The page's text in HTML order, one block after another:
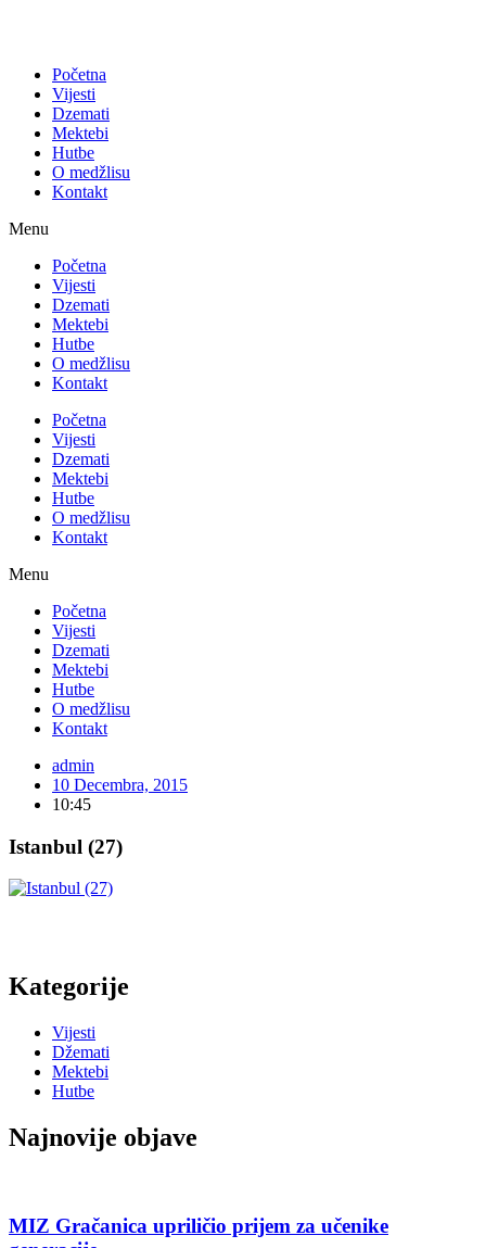
Početna
Vijesti
Dzemati
Mektebi
Hutbe
O medžlisu
Kontakt
Menu
Početna
Vijesti
Dzemati
Mektebi
Hutbe
O medžlisu
Kontakt
Početna
Vijesti
Dzemati
Mektebi
Hutbe
O medžlisu
Kontakt
Menu
Početna
Vijesti
Dzemati
Mektebi
Hutbe
O medžlisu
Kontakt
admin
10 Decembra, 2015
10:45
Istanbul (27)
Kategorije
Vijesti
Džemati
Mektebi
Hutbe
Najnovije objave
MIZ Gračanica upriličio prijem za učenike